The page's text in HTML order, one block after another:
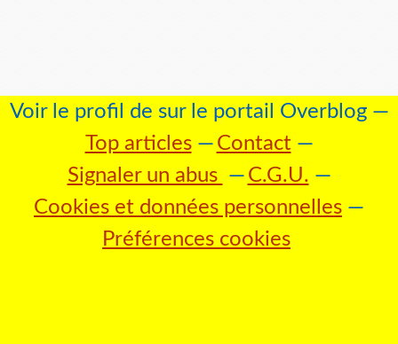
Voir le profil de sur le portail Overblog
Top articles
Contact
Signaler un abus
C.G.U.
Cookies et données personnelles
Préférences cookies